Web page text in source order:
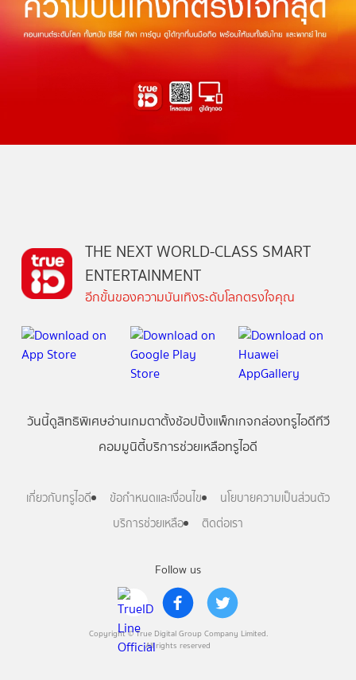
Follow us
Copyright © True Digital Group Company Limited.
All rights reserved
THE NEXT WORLD-CLASS SMART
ENTERTAINMENT
อีกขั้นของความบันเทิงระดับโลกตรงใจคุณ
วันนี้ดูสิทธิพิเศษอ่านเกมตาตั้งช้อปปิ้งแพ็กเกจกล่องทรูไอดีทีวี
คอมมูนิตี้บริการช่วยเหลือทรูไอดี
เกี่ยวกับทรูไอดี ข้อกำหนดและเงื่อนไข
นโยบายความเป็นส่วนตัว
บริการช่วยเหลือ
ติดต่อเรา